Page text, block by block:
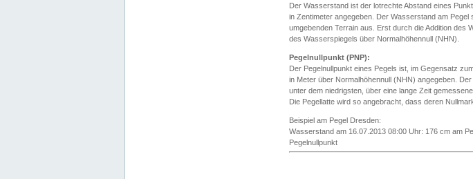
Der Wasserstand ist der lotrechte Abstand eines
in Zentimeter angegeben. Der Wasserstand am
umgebenden Terrain aus. Erst durch die Addition des
des Wasserspiegels über Normalhöhennull (NHN).
Pegelnullpunkt (PNP):
Der Pegelnullpunkt eines Pegels ist, im Gegensatz
in Meter über Normalhöhennull (NHN) angegeben.
unter dem niedrigsten, über eine lange Zeit
Die Pegellatte wird so angebracht, dass deren
Beispiel am Pegel Dresden:
Wasserstand am 16.07.2013 08:00 Uhr: 176 cm am
Pegelnullpunkt